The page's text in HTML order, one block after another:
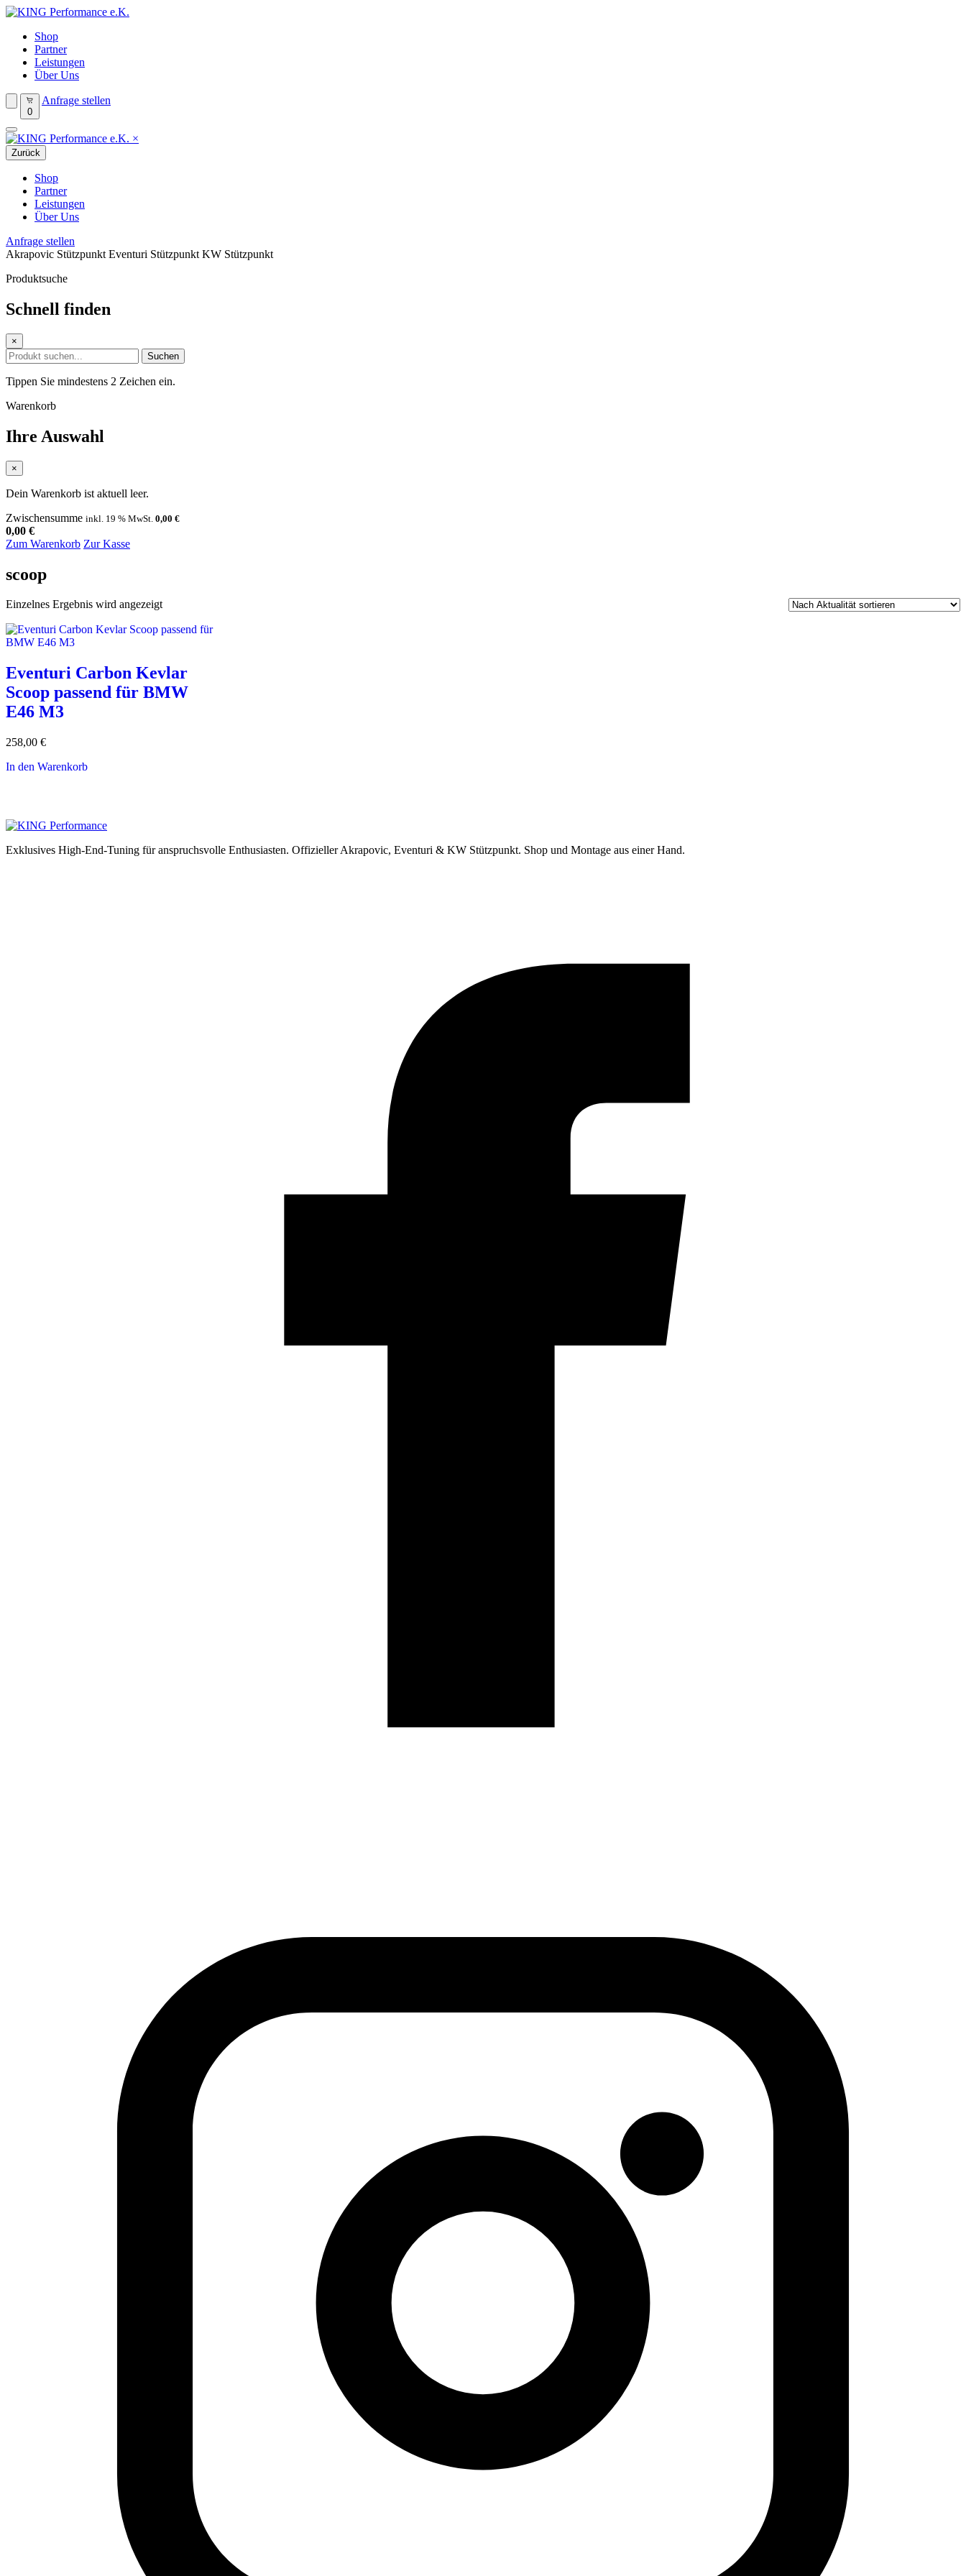
Shop
Partner
Leistungen
Über Uns
0
Anfrage stellen
×
Zurück
Shop
Partner
Leistungen
Über Uns
Anfrage stellen
Akrapovic Stützpunkt Eventuri Stützpunkt KW Stützpunkt
Produktsuche
Schnell finden
×
Suchen
Tippen Sie mindestens 2 Zeichen ein.
Warenkorb
Ihre Auswahl
×
Dein Warenkorb ist aktuell leer.
Zwischensumme inkl. 19 % MwSt. 0,00 €
0,00 €
Zum Warenkorb Zur Kasse
scoop
Einzelnes Ergebnis wird angezeigt
Eventuri Carbon Kevlar
Scoop passend für BMW
E46 M3
258,00 €
In den Warenkorb
Exklusives High-End-Tuning für anspruchsvolle Enthusiasten. Offizieller Akrapovic, Eventuri & KW Stützpunkt. Shop und Montage aus einer Hand.